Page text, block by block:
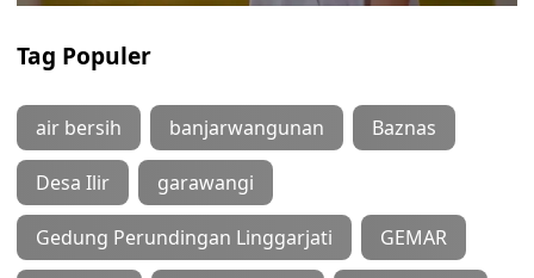
Tag Populer
air bersih banjarwangunan Baznas
Desa Ilir garawangi
Gedung Perundingan Linggarjati GEMAR